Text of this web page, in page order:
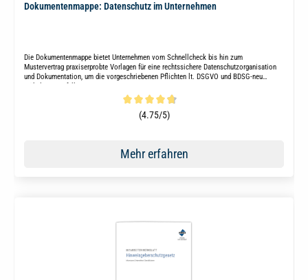
Dokumentenmappe: Datenschutz im Unternehmen
Die Dokumentenmappe bietet Unternehmen vom Schnellcheck bis hin zum
Mustervertrag praxiserprobte Vorlagen für eine rechtssichere Datenschutzorganisation
und Dokumentation, um die vorgeschriebenen Pflichten lt. DSGVO und BDSG-neu
Durchschnittliche Bewertung von 4.7 von 5 Sternen
(4.75/5)
Mehr erfahren